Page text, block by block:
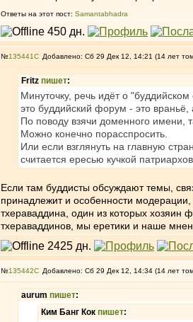
Ответы на этот пост: Samantabhadra
№135441 Добавлено: Сб 29 Дек 12, 14:21 (14 лет
Fritz пишет:
Минуточку, речь идёт о
это буддийский форум - это враньё,
По поводу взячи доменного имени,
Можно конечно порасспросить.
Или если взглянуть на главную
считается ересью кучкой
Если там буддисты обсуждают темы,
принадлежит и особенности
тхераваддина, один из которых хозяин
тхераваддинов, мы еретики и наше
№135442 Добавлено: Сб 29 Дек 12, 14:34 (14 лет
aurum пишет:
Ким Банг Кок пишет: